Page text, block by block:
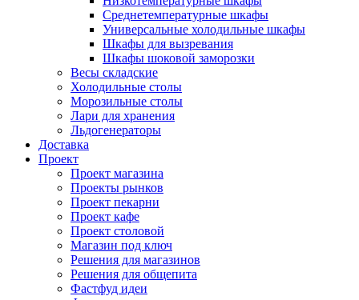
Среднетемпературные шкафы
Универсальные холодильные шкафы
Шкафы для вызревания
Шкафы шоковой заморозки
Весы складские
Холодильные столы
Морозильные столы
Лари для хранения
Льдогенераторы
Доставка
Проект
Проект магазина
Проекты рынков
Проект пекарни
Проект кафе
Проект столовой
Магазин под ключ
Решения для магазинов
Решения для общепита
Фастфуд идеи